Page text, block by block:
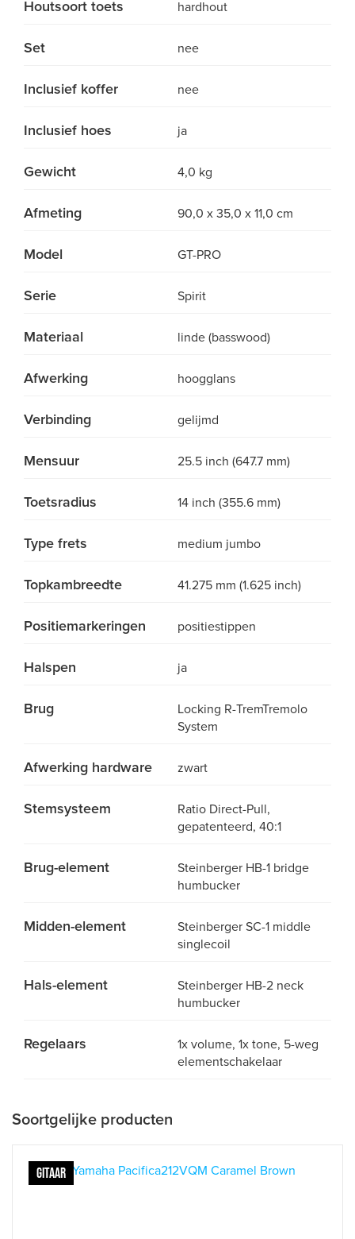
Houtsoort toets hardhout
Set nee
Inclusief koffer nee
Inclusief hoes ja
Gewicht 4,0 kg
Afmeting 90,0 x 35,0 x 11,0 cm
Model GT-PRO
Serie Spirit
Materiaal linde (basswood)
Afwerking hoogglans
Verbinding gelijmd
Mensuur 25.5 inch (647.7 mm)
Toetsradius 14 inch (355.6 mm)
Type frets medium jumbo
Topkambreedte 41.275 mm (1.625 inch)
Positiemarkeringen positiestippen
Halspen ja
Brug
Locking R-TremTremolo
System
Afwerking hardware zwart
Stemsysteem
Ratio Direct-Pull,
gepatenteerd, 40:1
Brug-element
Steinberger HB-1 bridge
humbucker
Midden-element
Steinberger SC-1 middle
singlecoil
Hals-element
Steinberger HB-2 neck
humbucker
Regelaars
1x volume, 1x tone, 5-weg
elementschakelaar
Soortgelijke producten
GITAAR